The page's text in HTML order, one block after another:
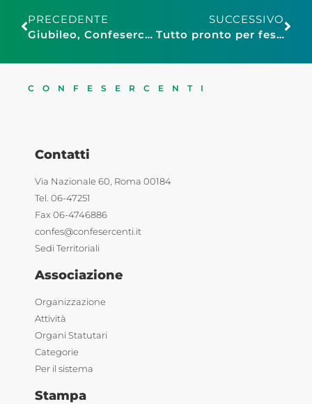
PRECEDENTE
Giubileo, Confesercenti Roma: “200 milioni bastano solo come primo intervento”
SUCCESSIVO
Tutto pronto per festeggiare i primi cinque anni di “Oggi Sposi”.
CONFESERCENTI
Contatti
Via Nazionale 60, Roma 00184
Tel. 06-47251
Fax 06-4746886
confes@confesercenti.it
Sedi Territoriali
Associazione
Organizzazione
Attività
Organi Statutari
Categorie
Per il sistema
Stampa